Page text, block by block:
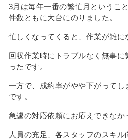
3月は毎年一番の繁忙月というこ
件数ともに大台にのりました。
忙しくなってくると、作業が雑に
回収作業時にトラブルなく無事に
ったです。
一方で、成約率がやや下がってし
です。
急遽の対応依頼にお応えできなか
人員の充足、各スタッフのスキ